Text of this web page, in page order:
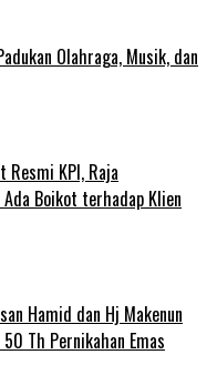
Olahraga, Musik, dan
Resmi KPI, Raja
Boikot terhadap Klien
Hamid dan Hj Makenun
Th Pernikahan Emas